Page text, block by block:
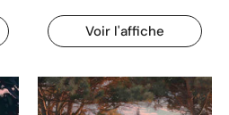
Voir l'affiche